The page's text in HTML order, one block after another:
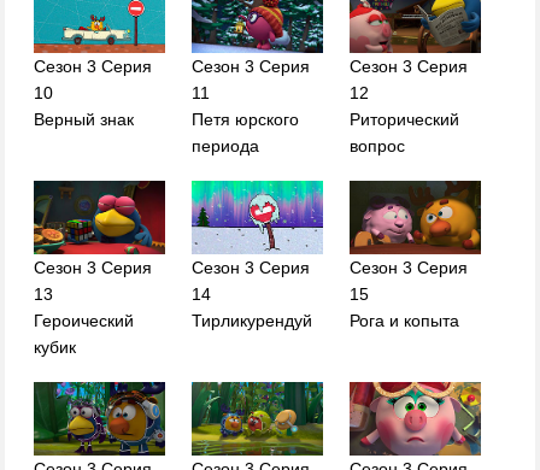
Сезон 3 Серия
10
Верный знак
Сезон 3 Серия
11
Петя юрского
периода
Сезон 3 Серия
12
Риторический
вопрос
Сезон 3 Серия
13
Героический
кубик
Сезон 3 Серия
14
Тирликурендуй
Сезон 3 Серия
15
Рога и копыта